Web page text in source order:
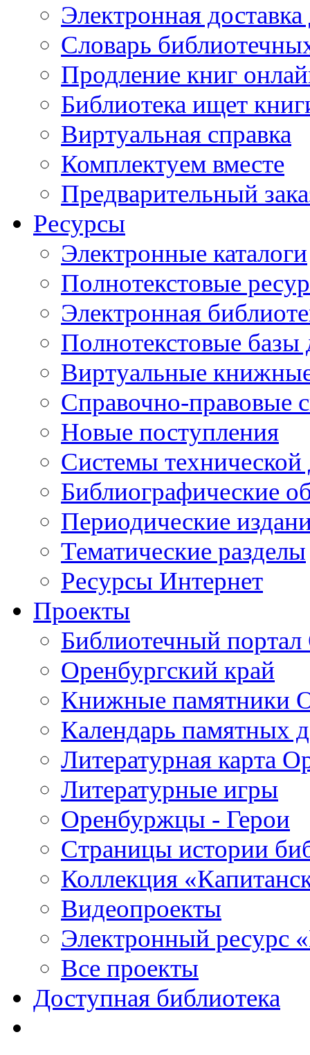
Электронная
Словарь
Продление книг
Библиотека ищет
Виртуальная справка
Комплектуем вместе
Предварительный
Ресурсы
Электронные каталоги
Полнотекстовые
Электронная
Полнотекстовые
Виртуальные
Справочно-правовые
Новые поступления
Cистемы
Библиографические
Периодические
Тематические разделы
Ресурсы Интернет
Проекты
Библиотечный портал
Оренбургский край
Книжные памятники
Календарь памятных
Литературная карта
Литературные игры
Оренбуржцы - Герои
Страницы истории
Коллекция
Видеопроекты
Электронный ресурс
Все проекты
Доступная библиотека